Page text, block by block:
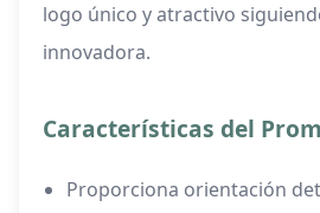
logo único y atractivo
innovadora.
Características del
Proporciona orientación